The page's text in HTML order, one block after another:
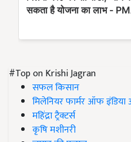
#Top on Krishi Jagran
सफल किसान
मिलेनियर फार्मर ऑफ इंडिया
महिंद्रा ट्रैक्टर्स
कृषि मशीनरी